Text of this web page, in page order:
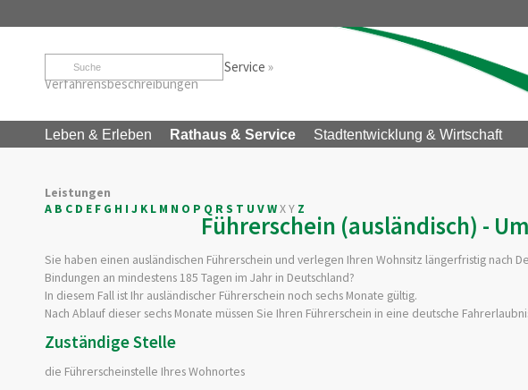
Startseite Service »
Verfahrensbeschreibungen
Leben & Erleben Rathaus & Service Stadtentwicklung & Wirtschaft
Leistungen
A B C D E F G H I J K L M N O P Q RS T U VWXY Z
Führerschein (ausländisch) -
Sie haben einen ausländischen Führerschein und verlegen Ihren Wohnsitz längerfristig
Bindungen an mindestens 185 Tagen im Jahr in Deutschland?
In diesem Fall ist Ihr ausländischer Führerschein noch sechs Monate gültig.
Nach Ablauf dieser sechs Monate müssen Sie Ihren Führerschein in eine deutsche
Zuständige Stelle
die Führerscheinstelle Ihres Wohnortes